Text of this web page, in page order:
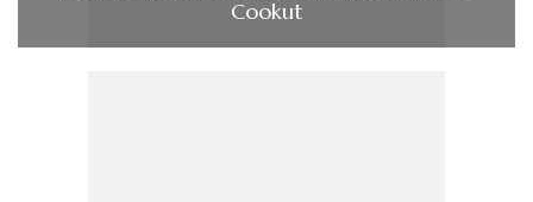
Cookut